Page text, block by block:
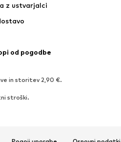
z ustvarjalci
od pogodbe
in storitev 2,90 €.
stroški.